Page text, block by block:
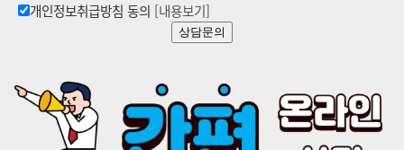
개인정보취급방침 동의 [내용보기]
상담문의